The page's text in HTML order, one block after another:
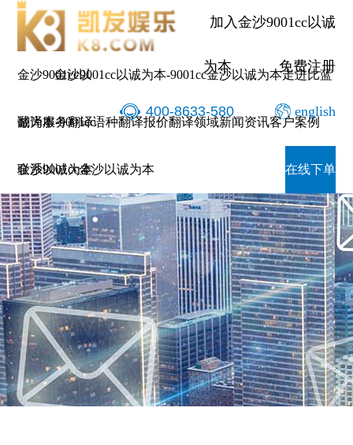
加入金沙9001cc以诚
为本 免费注册
400-8633-580 english
金沙9001cc以
诚为本-9001cc
金沙以诚为本
金沙9001cc以诚为本-9001cc金沙以诚为本走进比蓝
翻译服务翻译语种翻译报价翻译领域新闻资讯客户案例
联系9001cc金沙以诚为本 在线下单